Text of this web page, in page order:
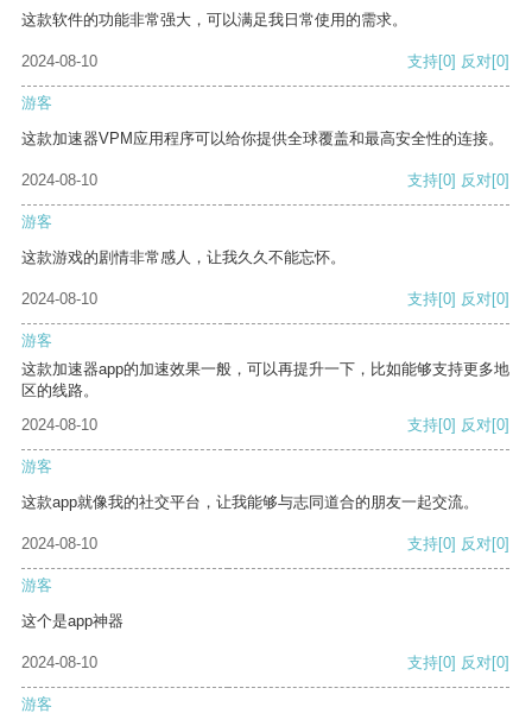
这款软件的功能非常强大，可以满足我日常使用的需求。
2024-08-10 支持[0] 反对[0]
游客
这款加速器VPM应用程序可以给你提供全球覆盖和最高安全性的连接。
2024-08-10 支持[0] 反对[0]
游客
这款游戏的剧情非常感人，让我久久不能忘怀。
2024-08-10 支持[0] 反对[0]
游客
这款加速器app的加速效果一般，可以再提升一下，比如能够支持更多地
区的线路。
2024-08-10
支持[0] 反对[0]
游客
这款app就像我的社交平台，让我能够与志同道合的朋友一起交流。
2024-08-10 支持[0] 反对[0]
游客
这个是app神器
2024-08-10 支持[0] 反对[0]
游客